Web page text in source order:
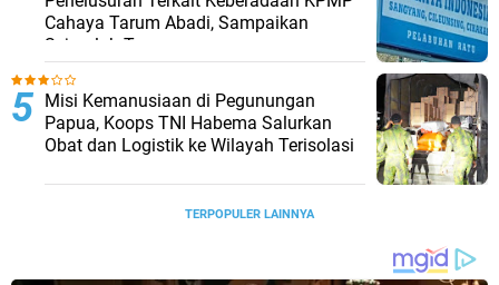
Cahaya Tarum Abadi, Sampaikan
Sejumlah Temuan
Misi Kemanusiaan di Pegunungan
Papua, Koops TNI Habema Salurkan
Obat dan Logistik ke Wilayah Terisolasi
TERPOPULER LAINNYA